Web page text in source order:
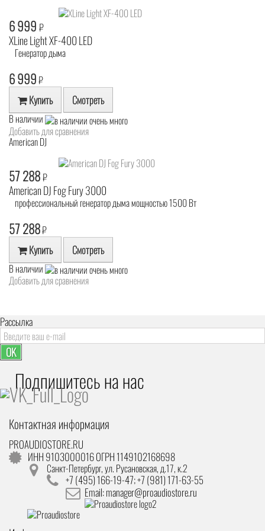
6 999 ₽
XLine Light XF-400 LED
Генератор дыма
6 999₽
Купить Смотреть
В наличии
Добавить для сравнения
American DJ
57 288₽
American DJ Fog Fury 3000
профессиональный генератор дыма мощностью 1500 Вт
57 288₽
Купить Смотреть
В наличии
Добавить для сравнения
Рассылка
OK
Подпишитесь на наc
Контактная информация
PROAUDIOSTORE.RU
ИНН 9103000016 ОГРН 1149102168698
Санкт-Петербург,ул. Русановская, д.17, к.2
+7 (495) 166-19-47; +7 (981) 171-63-55
Email: manager@proaudiostore.ru